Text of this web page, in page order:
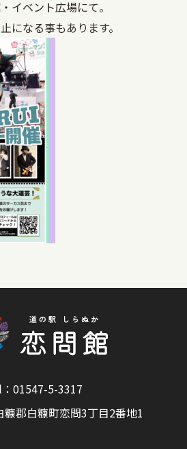
アクセス
イベント広場にて。
になる事もあります。
01547-5-3317
郡白糠町恋問3丁目2番地1